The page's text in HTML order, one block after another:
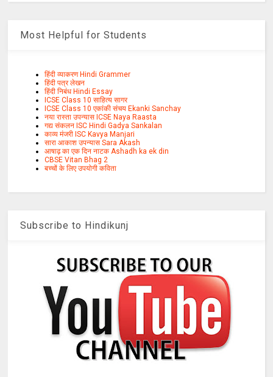
Most Helpful for Students
हिंदी व्याकरण Hindi Grammer
हिंदी पत्र लेखन
हिंदी निबंध Hindi Essay
ICSE Class 10 साहित्य सागर
ICSE Class 10 एकांकी संचय Ekanki Sanchay
नया रास्ता उपन्यास ICSE Naya Raasta
गद्य संकलन ISC Hindi Gadya Sankalan
काव्य मंजरी ISC Kavya Manjari
सारा आकाश उपन्यास Sara Akash
आषाढ़ का एक दिन नाटक Ashadh ka ek din
CBSE Vitan Bhag 2
बच्चों के लिए उपयोगी कविता
Subscribe to Hindikunj